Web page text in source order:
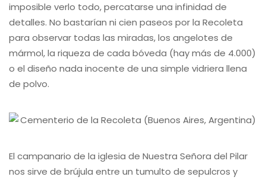
imposible verlo todo, percatarse una infinidad de
detalles. No bastarían ni cien paseos por la Recoleta
para observar todas las miradas, los angelotes de
mármol, la riqueza de cada bóveda (hay más de 4.000)
o el diseño nada inocente de una simple vidriera llena
de polvo.
El campanario de la iglesia de Nuestra Señora del Pilar
nos sirve de brújula entre un tumulto de sepulcros y